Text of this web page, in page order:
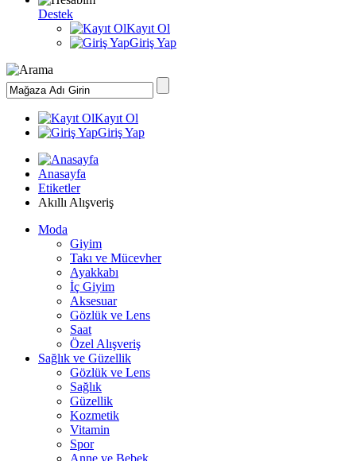
Destek
Kayıt Ol
Giriş Yap
Kayıt Ol
Giriş Yap
Anasayfa
Etiketler
Akıllı Alışveriş
Moda
Giyim
Takı ve Mücevher
Ayakkabı
İç Giyim
Aksesuar
Gözlük ve Lens
Saat
Özel Alışveriş
Sağlık ve Güzellik
Gözlük ve Lens
Sağlık
Güzellik
Kozmetik
Vitamin
Spor
Anne ve Bebek